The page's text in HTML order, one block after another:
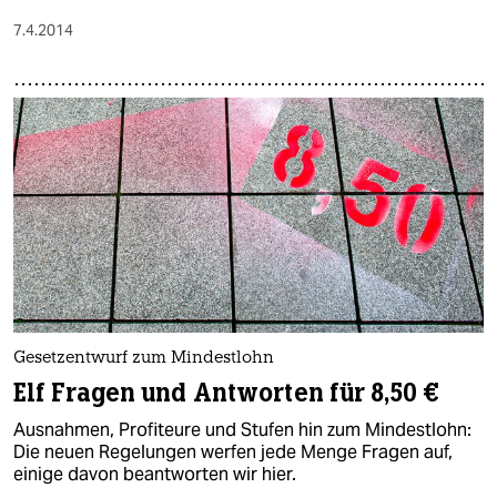
7.4.2014
Gesetzentwurf zum Mindestlohn
Elf Fragen und Antworten für 8,50 €
Ausnahmen, Profiteure und Stufen hin zum Mindestlohn:
Die neuen Regelungen werfen jede Menge Fragen auf,
einige davon beantworten wir hier.